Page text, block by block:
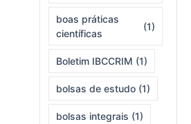
boas práticas
científicas
(1)
Boletim IBCCRIM (1)
bolsas de estudo (1)
bolsas integrais (1)